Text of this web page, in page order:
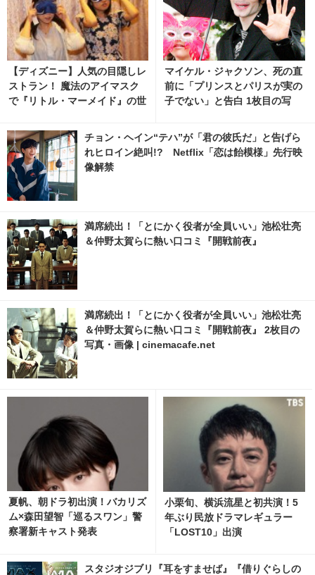
【ディズニー】人気の目隠しレ
ストラン！ 魔法のアイマスク
で『リトル・マーメイド』の世
macafe.net
マイケル・ジャクソン、死の直
前に「プリンスとパリスが実の
子でない」と告白 1枚目の写
チョン・ヘイン“テハ”が「君の彼氏だ」と告げら
れヒロイン絶叫!? Netflix「恋は飴模様」先行映
像解禁
満席続出！「とにかく役者が全員いい」池松壮亮
＆仲野太賀らに熱い口コミ『開戦前夜』
満席続出！「とにかく役者が全員いい」池松壮亮
＆仲野太賀らに熱い口コミ『開戦前夜』 2枚目の
写真・画像 | cinemacafe.net
夏帆、朝ドラ初出演！バカリズ
ム×森田望智「巡るスワン」警
察署新キャスト発表
小栗旬、横浜流星と初共演！5
年ぶり民放ドラマレギュラー
「LOST10」出演
スタジオジブリ『耳をすませば』『借りぐらしの